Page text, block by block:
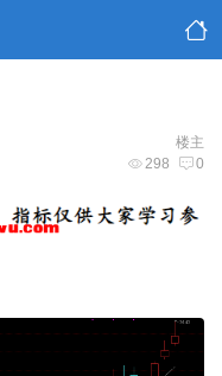
楼主
298 0